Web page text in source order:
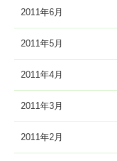
2011年6月
2011年5月
2011年4月
2011年3月
2011年2月